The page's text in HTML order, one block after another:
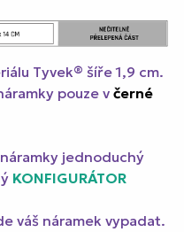
Tyvek® šíře 1,9 cm.
pouze v černé
jednoduchý
KONFIGURÁTOR
váš náramek vypadat.